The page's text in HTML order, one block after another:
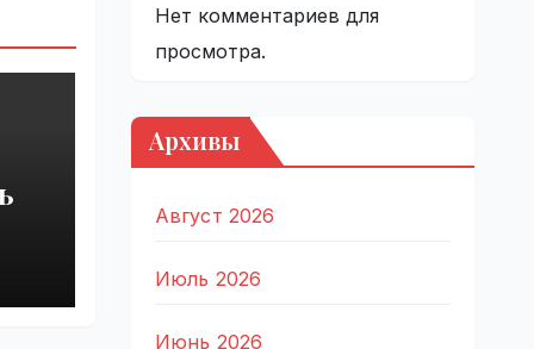
Нет комментариев для
просмотра.
Архивы
Август 2026
Июль 2026
Июнь 2026